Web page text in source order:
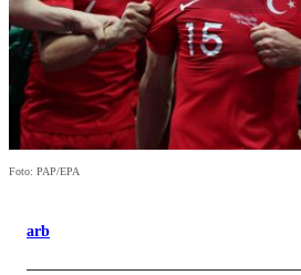
Foto: PAP/EPA
arb